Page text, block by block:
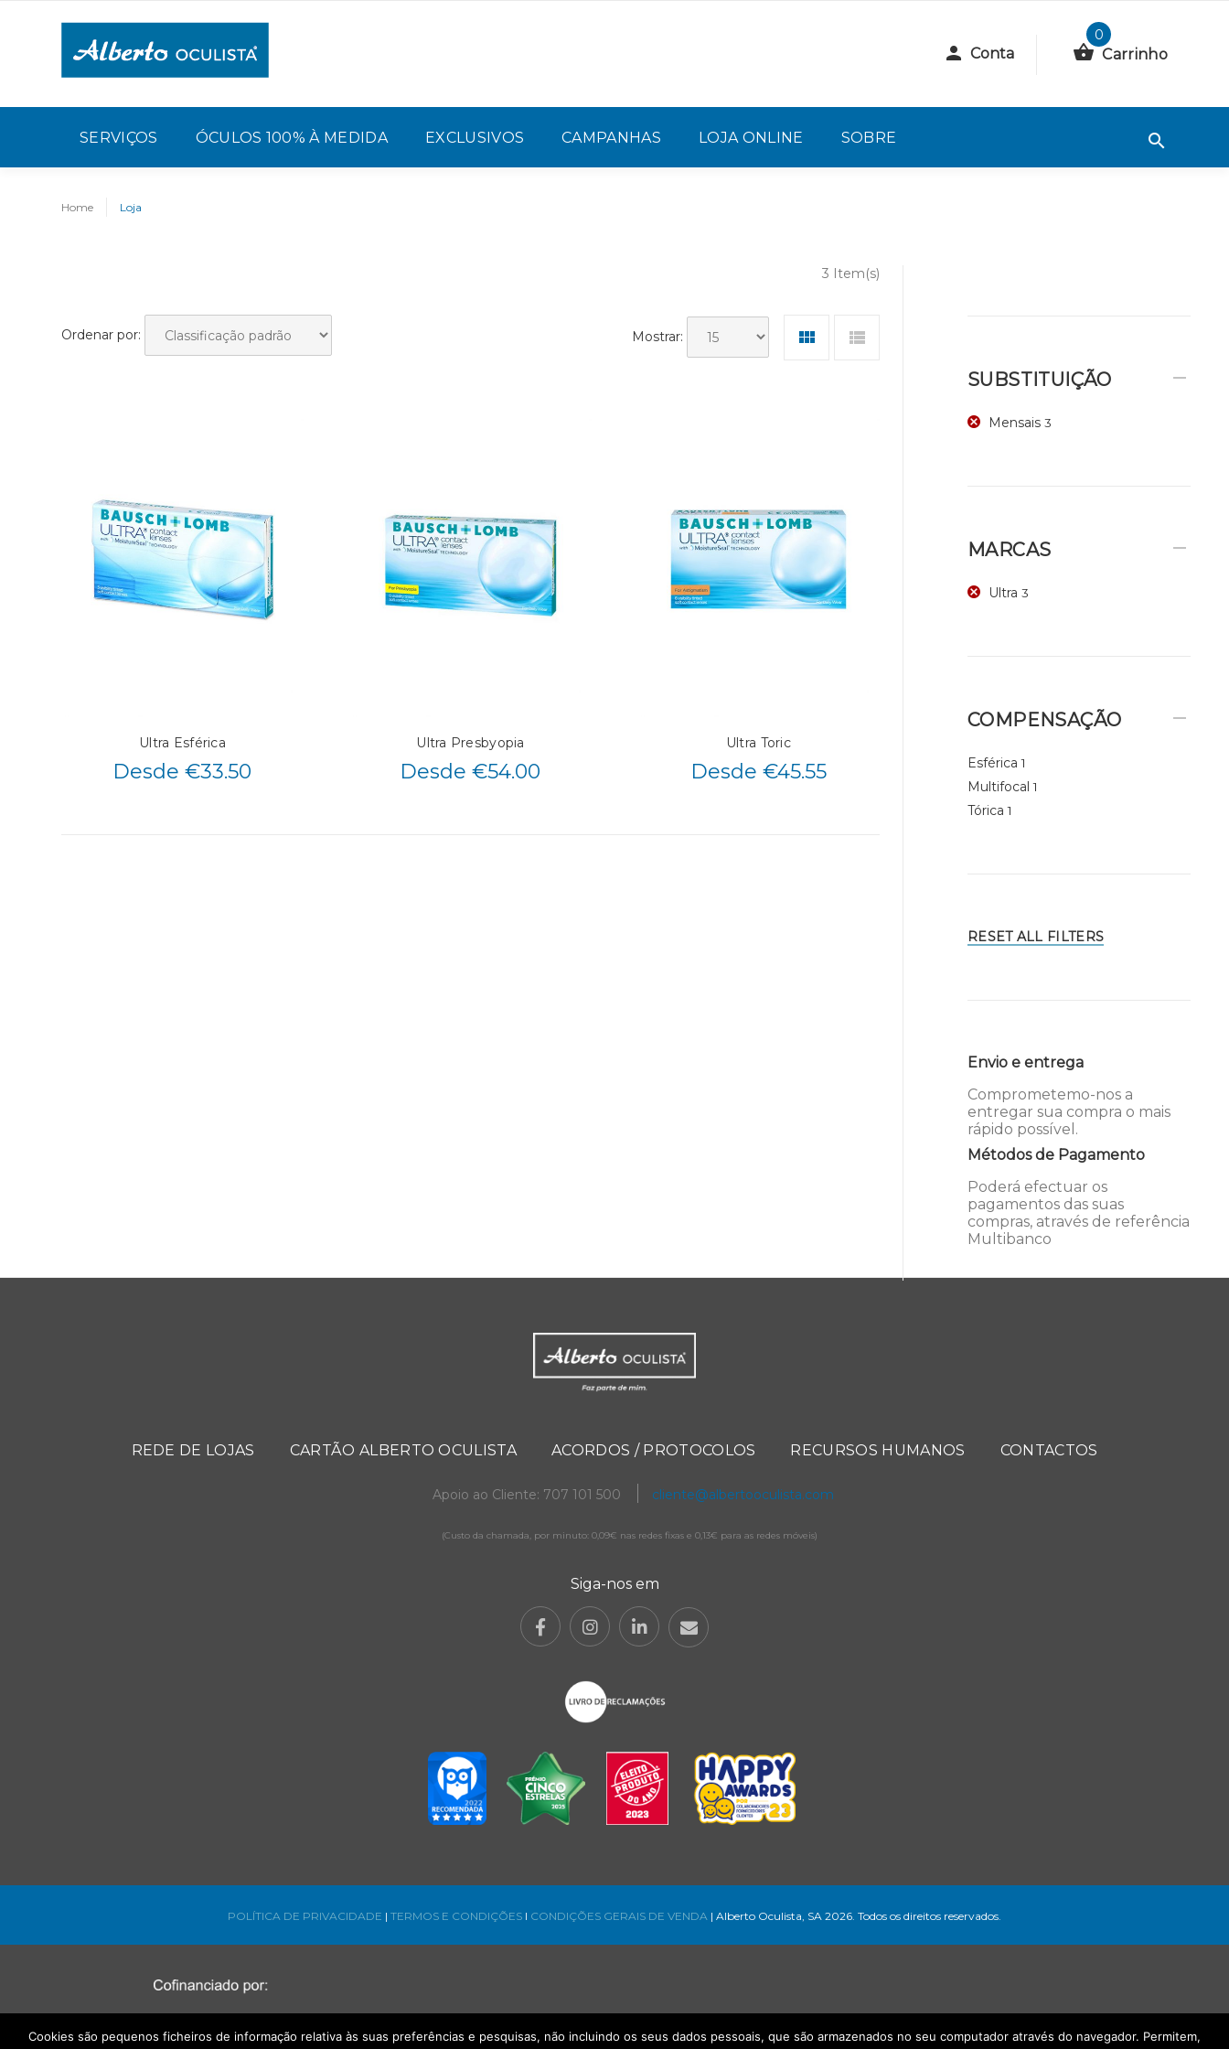
Conta
0
Carrinho
SERVIÇOS ÓCULOS 100% À MEDIDA EXCLUSIVOS CAMPANHAS LOJA ONLINE SOBRE
Home Loja
3 Item(s)
Ordenar por: Mostrar:
Ultra Esférica
Desde €33.50
Ultra Presbyopia
Desde €54.00
Ultra Toric
Desde €45.55
SUBSTITUIÇÃO
Mensais 3
MARCAS
Ultra 3
COMPENSAÇÃO
Esférica 1
Multifocal 1
Tórica 1
RESET ALL FILTERS
Envio e entrega
Comprometemo-nos a
entregar sua compra o mais
rápido possível.
Métodos de Pagamento
Poderá efectuar os
pagamentos das suas
compras, através de referência
Multibanco
REDE DE LOJAS CARTÃO ALBERTO OCULISTA ACORDOS / PROTOCOLOS RECURSOS HUMANOS CONTACTOS
Apoio ao Cliente: 707 101 500 cliente@albertooculista.com
(Custo da chamada, por minuto: 0,09€ nas redes fixas e 0,13€ para as redes móveis)
Siga-nos em
POLÍTICA DE PRIVACIDADE | TERMOS E CONDIÇÕES l CONDIÇÕES GERAIS DE VENDA | Alberto Oculista, SA 2026. Todos os direitos reservados.
Cookies são pequenos ficheiros de informação relativa às suas preferências e pesquisas, não incluindo os seus dados pessoais, que são armazenados no seu computador através do navegador. Permitem,